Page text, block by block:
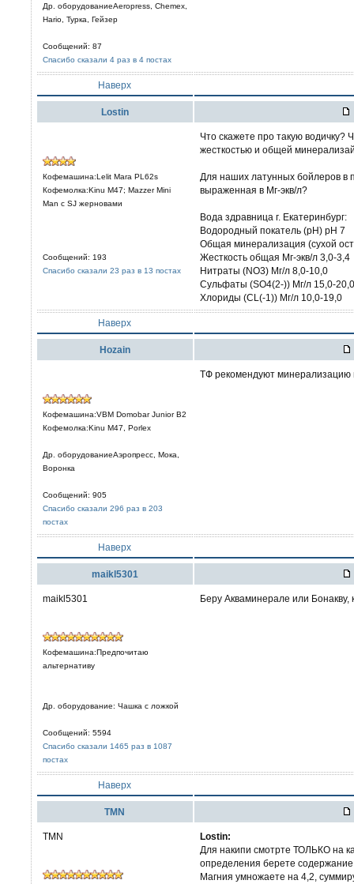
Др. оборудованиеAeropress, Chemex,
Hario, Турка, Гейзер
Сообщений: 87
Спасибо сказали 4 раз в 4 постах
Наверх
Lostin
Кофемашина:Lelit Mara PL62s
Кофемолка:Kinu M47; Mazzer Mini
Man c SJ жерновами
Сообщений: 193
Спасибо сказали 23 раз в 13 постах
Что скажете про такую водичку?
жесткостью и общей
Для наших латунных бойлеров в
выраженная в Мг-экв/л?
Вода здравница г. Екатеринбург:
Водородный покатель (pH) pH 7
Общая минерализация (сухой
Жесткость общая Мг-экв/л 3,0-3,4
Нитраты (NO3) Мг/л 8,0-10,0
Сульфаты (SO4(2-)) Мг/л 15,0-20,0
Хлориды (CL(-1)) Мг/л 10,0-19,0
Наверх
Hozain
Кофемашина:VBM Domobar Junior B2
Кофемолка:Kinu M47, Porlex
Др. оборудованиеАэропресс, Мока,
Воронка
Сообщений: 905
Спасибо сказали 296 раз в 203
постах
ТФ рекомендуют
Наверх
maikl5301
maikl5301
Кофемашина:Предпочитаю
альтернативу
Др. оборудование: Чашка с ложкой
Сообщений: 5594
Спасибо сказали 1465 раз в 1087
постах
Беру Акваминерале или Бонакву,
Наверх
TMN
TMN
Lostin:
Для накипи смотрте ТОЛЬКО на
определения берете
Магния умножаете на 4,2,